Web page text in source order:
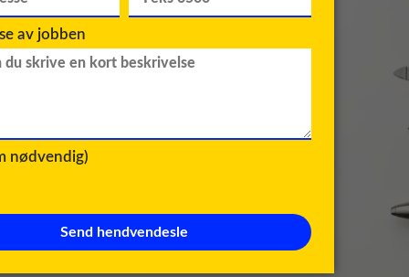
av jobben
nødvendig)
Send hendvendesle